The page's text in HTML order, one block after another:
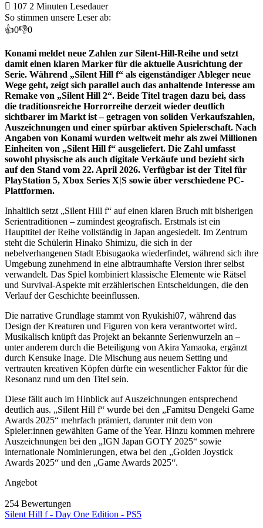
107 2 Minuten Lesedauer
So stimmen unsere Leser ab:
👍0👎0
Konami meldet neue Zahlen zur Silent-Hill-Reihe und setzt
damit einen klaren Marker für die aktuelle Ausrichtung der
Serie. Während „Silent Hill f“ als eigenständiger Ableger neue
Wege geht, zeigt sich parallel auch das anhaltende Interesse am
Remake von „Silent Hill 2“. Beide Titel tragen dazu bei, dass
die traditionsreiche Horrorreihe derzeit wieder deutlich
sichtbarer im Markt ist – getragen von soliden Verkaufszahlen,
Auszeichnungen und einer spürbar aktiven Spielerschaft. Nach
Angaben von Konami wurden weltweit mehr als zwei Millionen
Einheiten von „Silent Hill f“ ausgeliefert. Die Zahl umfasst
sowohl physische als auch digitale Verkäufe und bezieht sich
auf den Stand vom 22. April 2026. Verfügbar ist der Titel für
PlayStation 5, Xbox Series X|S sowie über verschiedene PC-
Plattformen.
Inhaltlich setzt „Silent Hill f“ auf einen klaren Bruch mit bisherigen
Serientraditionen – zumindest geografisch. Erstmals ist ein
Haupttitel der Reihe vollständig in Japan angesiedelt. Im Zentrum
steht die Schülerin Hinako Shimizu, die sich in der
nebelverhangenen Stadt Ebisugaoka wiederfindet, während sich ihre
Umgebung zunehmend in eine albtraumhafte Version ihrer selbst
verwandelt. Das Spiel kombiniert klassische Elemente wie Rätsel
und Survival-Aspekte mit erzählerischen Entscheidungen, die den
Verlauf der Geschichte beeinflussen.
Die narrative Grundlage stammt von Ryukishi07, während das
Design der Kreaturen und Figuren von kera verantwortet wird.
Musikalisch knüpft das Projekt an bekannte Serienwurzeln an –
unter anderem durch die Beteiligung von Akira Yamaoka, ergänzt
durch Kensuke Inage. Die Mischung aus neuem Setting und
vertrauten kreativen Köpfen dürfte ein wesentlicher Faktor für die
Resonanz rund um den Titel sein.
Diese fällt auch im Hinblick auf Auszeichnungen entsprechend
deutlich aus. „Silent Hill f“ wurde bei den „Famitsu Dengeki Game
Awards 2025“ mehrfach prämiert, darunter mit dem von
Spieler:innen gewählten Game of the Year. Hinzu kommen mehrere
Auszeichnungen bei den „IGN Japan GOTY 2025“ sowie
internationale Nominierungen, etwa bei den „Golden Joystick
Awards 2025“ und den „Game Awards 2025“.
Angebot
254 Bewertungen
Silent Hill f - Day One Edition - PS5